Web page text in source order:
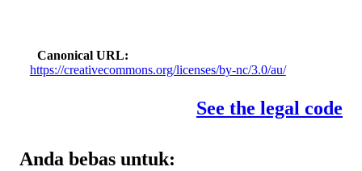
Canonical URL
https://creativecommons.org/licenses/by-nc/3.0/au/
See the legal code
Anda bebas untuk: